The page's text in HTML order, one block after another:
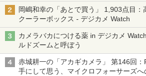
る「Filmator」
岡嶋和幸の「あとで買う」 1,903点目
クーラーボックス - デジカメ Watch
カメラバカにつける薬 in デジカメ
ルドズームと呼ぼう
赤城耕一の「アカギカメラ」 第146回
手にして思う、マイクロフォーサーズ